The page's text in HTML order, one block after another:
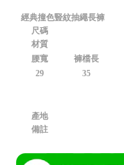
經典撞色豎紋抽繩長褲
尺碼
材質
腰寬
褲檔長
29
35
產地
備註